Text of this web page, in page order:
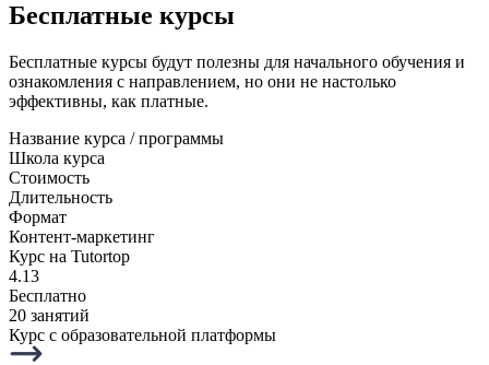
Бесплатные курсы
Бесплатные курсы будут полезны для начального обучения и
ознакомления с направлением, но они не настолько
эффективны, как платные.
Название курса / программы
Школа курса
Стоимость
Длительность
Формат
Контент-маркетинг
Курс на Tutortop
4.13
Бесплатно
20 занятий
Курс с образовательной платформы